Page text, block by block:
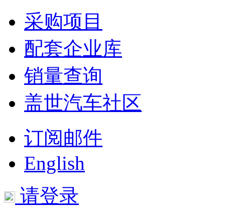
采购项目
配套企业库
销量查询
盖世汽车社区
订阅邮件
English
请登录